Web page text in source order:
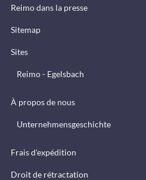
Reimo dans la presse
Sitemap
Sites
Reimo - Egelsbach
À propos de nous
Unternehmensgeschichte
Frais d'expédition
Droit de rétractation